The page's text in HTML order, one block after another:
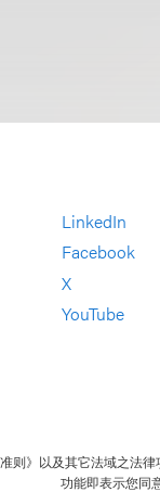
LinkedIn
Facebook
X
YouTube
则》以及其它法域之法
功能即表示您同